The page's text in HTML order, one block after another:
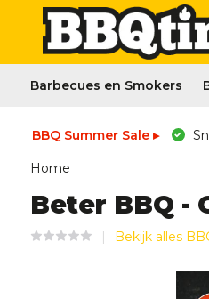
Barbecues en Smokers
BBQ Summer Sale ▸
Home
Beter BBQ -
Bekijk alles